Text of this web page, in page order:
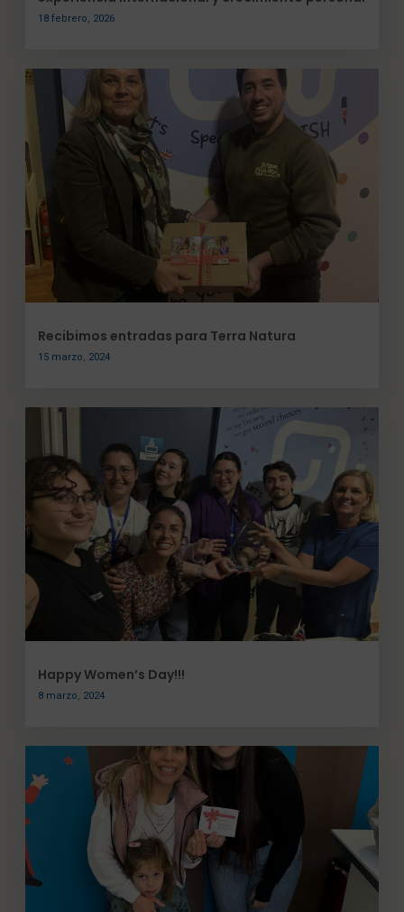
18 febrero, 2026
Recibimos entradas para Terra Natura
15 marzo, 2024
Happy Women’s Day!!!
8 marzo, 2024